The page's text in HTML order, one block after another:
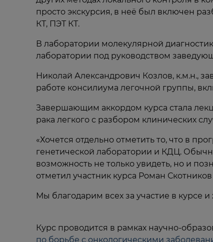
просто экскурсия, в неё был включен
КТ, ПЭТ КТ.
В лаборатории молекулярной
лаборатории под руководством
Николай Александрович Козлов, к.м.н.,
работе консилиума легочной группы,
Завершающим аккордом курса стала
рака легкого с разбором клинических
«Хочется отдельно отметить то, что в
генетической лаборатории и КДЦ.
возможность не только увидеть, но и
отметил участник курса Роман
Мы благодарим всех за участие в курсе
Курс проводится в рамках научно-
по борьбе с онкологическими